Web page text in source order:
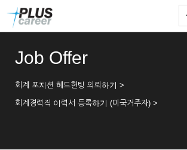
Job Offer
회계 포지션 헤드헌팅 의뢰하기 >
회계경력직 이력서 등록하기 (미국거주자) >